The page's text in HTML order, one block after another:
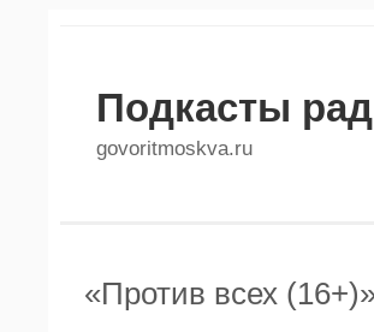
Подкасты
govoritmoskva.ru
«Против всех